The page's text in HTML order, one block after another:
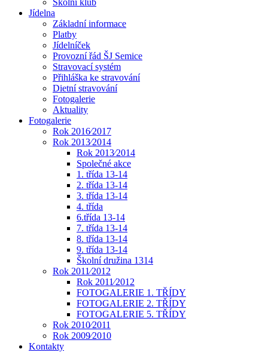
Školní klub
Jídelna
Základní informace
Platby
Jídelníček
Provozní řád ŠJ Semice
Stravovací systém
Přihláška ke stravování
Dietní stravování
Fotogalerie
Aktuality
Fotogalerie
Rok 2016⁄2017
Rok 2013⁄2014
Rok 2013⁄2014
Společné akce
1. třída 13-14
2. třída 13-14
3. třída 13-14
4. třída
6.třída 13-14
7. třída 13-14
8. třída 13-14
9. třída 13-14
Školní družina 1314
Rok 2011⁄2012
Rok 2011⁄2012
FOTOGALERIE 1. TŘÍDY
FOTOGALERIE 2. TŘÍDY
FOTOGALERIE 5. TŘÍDY
Rok 2010⁄2011
Rok 2009⁄2010
Kontakty